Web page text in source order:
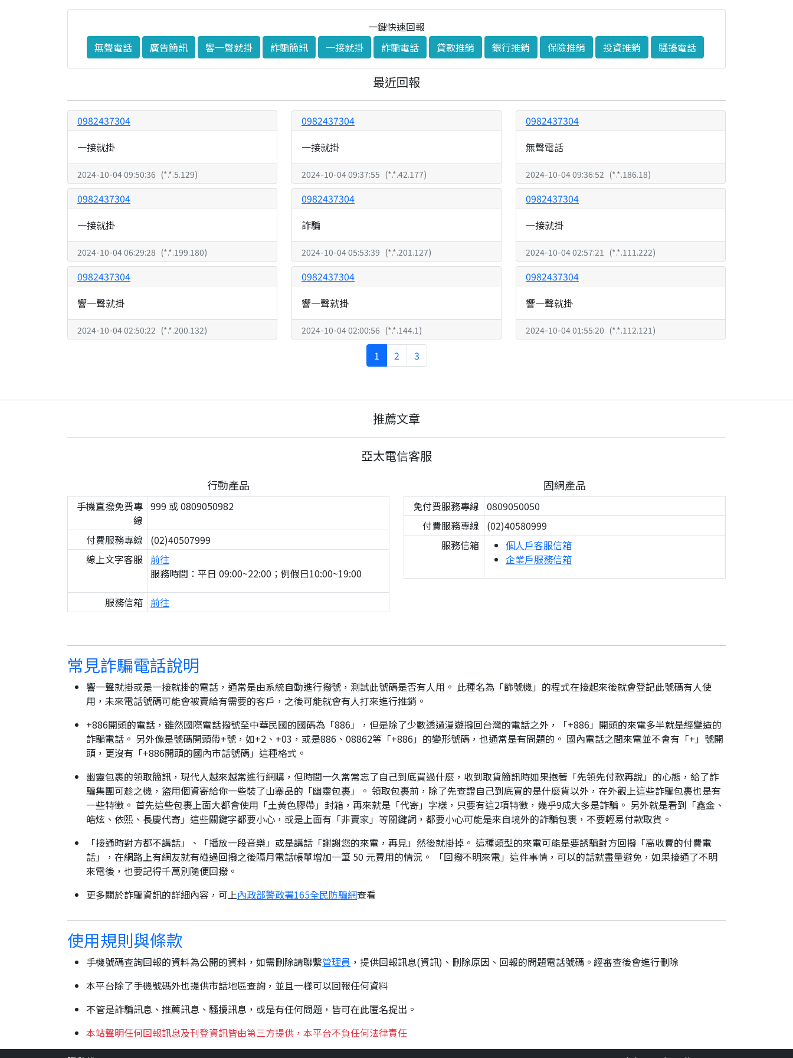
一鍵快速回報
無聲電話
廣告簡訊 響一聲就掛 詐騙簡訊 一接就掛 詐騙電話 貸款推銷 銀行推銷 保險推銷 投資推銷 騷擾電話
最近回報
0982437304
一接就掛
2024-10-04 09:50:36 (*.*.5.129)
0982437304
一接就掛
2024-10-04 09:37:55 (*.*.42.177)
0982437304
無聲電話
2024-10-04 09:36:52 (*.*.186.18)
0982437304
一接就掛
2024-10-04 06:29:28 (*.*.199.180)
0982437304
詐騙
2024-10-04 05:53:39 (*.*.201.127)
0982437304
一接就掛
2024-10-04 02:57:21 (*.*.111.222)
0982437304
響一聲就掛
2024-10-04 02:50:22 (*.*.200.132)
0982437304
響一聲就掛
2024-10-04 02:00:56 (*.*.144.1)
0982437304
響一聲就掛
2024-10-04 01:55:20 (*.*.112.121)
1 2 3
推薦文章
亞太電信客服
行動產品
手機直撥免費專
線
999 或 0809050982
付費服務專線
(02)40507999
線上文字客服 前往
服務時間：平日 09:00~22:00；例假日10:00~19:00
服務信箱 前往
固網產品
免付費服務專線 0809050050
付費服務專線
(02)40580999
服務信箱
個人戶客服信箱
企業戶服務信箱
常見詐騙電話說明
響一聲就掛或是一接就掛的電話，通常是由系統自動進行撥號，測試此號碼是否有人用。 此種名為「篩號機」的程式在接起來後就會登記此號碼有人使
用，未來電話號碼可能會被賣給有需要的客戶，之後可能就會有人打來進行推銷。
+886開頭的電話，雖然國際電話撥號至中華民國的國碼為「886」，但是除了少數透過漫遊撥回台灣的電話之外，「+886」開頭的來電多半就是經變造的
詐騙電話。 另外像是號碼開頭帶+號，如+2、+03，或是886、08862等「+886」的變形號碼，也通常是有問題的。 國內電話之間來電並不會有「+」號開
頭，更沒有「+886開頭的國內市話號碼」這種格式。
幽靈包裹的領取簡訊，現代人越來越常進行網購，但時間一久常常忘了自己到底買過什麼，收到取貨簡訊時如果抱著「先領先付款再說」的心態，給了詐
騙集團可趁之機，盜用個資寄給你一些裝了山寨品的「幽靈包裹」。 領取包裹前，除了先查證自己到底買的是什麼貨以外，在外觀上這些詐騙包裹也是有
一些特徵。 首先這些包裹上面大都會使用「土黃色膠帶」封箱，再來就是「代寄」字樣，只要有這2項特徵，幾乎9成大多是詐騙。 另外就是看到「鑫金、
皓炫、依熙、長慶代寄」這些關鍵字都要小心，或是上面有「非賣家」等關鍵詞，都要小心可能是來自境外的詐騙包裹，不要輕易付款取貨。
「接通時對方都不講話」、「播放一段音樂」或是講話「謝謝您的來電，再見」然後就掛掉。 這種類型的來電可能是要誘騙對方回撥「高收費的付費電
話」，在網路上有網友就有碰過回撥之後隔月電話帳單增加一筆 50 元費用的情況。 「回撥不明來電」這件事情，可以的話就盡量避免，如果接通了不明
來電後，也要記得千萬別隨便回撥。
更多關於詐騙資訊的詳細內容，可上內政部警政署165全民防騙網查看
使用規則與條款
手機號碼查詢回報的資料為公開的資料，如需刪除請聯繫管理員 ，提供回報訊息(資訊)、刪除原因、回報的問題電話號碼。經審查後會進行刪除
本平台除了手機號碼外也提供市話地區查詢，並且一樣可以回報任何資料
不管是詐騙訊息、推薦訊息、騷擾訊息，或是有任何問題，皆可在此匿名提出。
本站聲明任何回報訊息及刊登資訊皆由第三方提供，本平台不負任何法律責任